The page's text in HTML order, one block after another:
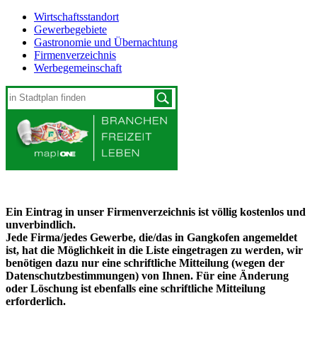
Wirtschaftsstandort
Gewerbegebiete
Gastronomie und Übernachtung
Firmenverzeichnis
Werbegemeinschaft
Ein Eintrag in unser Firmenverzeichnis ist völlig kostenlos und
unverbindlich.
Jede Firma/jedes Gewerbe, die/das in Gangkofen angemeldet
ist, hat die Möglichkeit in die Liste eingetragen zu werden, wir
benötigen dazu nur eine schriftliche Mitteilung (wegen der
Datenschutzbestimmungen) von Ihnen. Für eine Änderung
oder Löschung ist ebenfalls eine schriftliche Mitteilung
erforderlich.